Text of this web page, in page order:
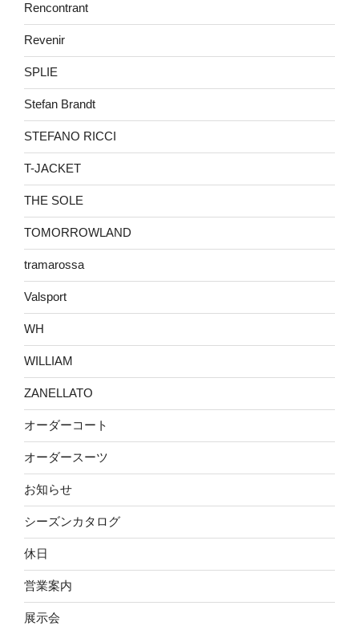
Rencontrant
Revenir
SPLIE
Stefan Brandt
STEFANO RICCI
T-JACKET
THE SOLE
TOMORROWLAND
tramarossa
Valsport
WH
WILLIAM
ZANELLATO
オーダーコート
オーダースーツ
お知らせ
シーズンカタログ
休日
営業案内
展示会